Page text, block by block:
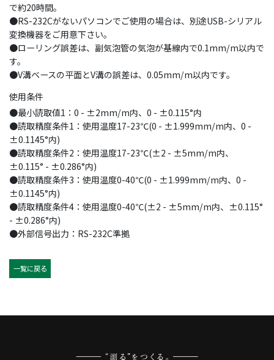
で約20時間。
●RS-232Cがないパソコンでご使用の場合は、別途USB-シリアル
変換機器をご用意下さい。
●ローリング誤差は、副気泡管の気泡が基線内で0.1mm/m以内で
す。
●V溝ベースの平面とV溝の誤差は、0.05mm/m以内です。
使用条件
●最小読取値1：0 - ±2mm/m内、0 - ±0.115°内
●読取精度条件1：使用温度17-23℃(0 - ±1.999mm/m内、0 -
±0.1145°内)
●読取精度条件2：使用温度17-23℃(±2 - ±5mm/m内、
±0.115° - ±0.286°内)
●読取精度条件3：使用温度0-40℃(0 - ±1.999mm/m内、0 -
±0.1145°内)
●読取精度条件4：使用温度0-40℃(±2 - ±5mm/m内、±0.115°
- ±0.286°内)
●外部信号出力：RS-232C準拠
一覧に戻る